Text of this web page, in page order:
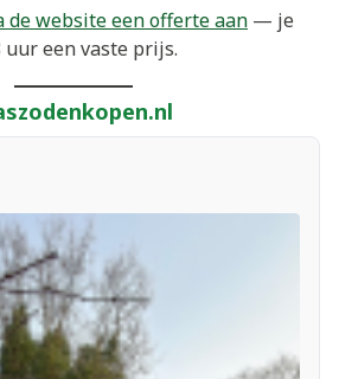
de website een offerte aan — je
een vaste prijs.